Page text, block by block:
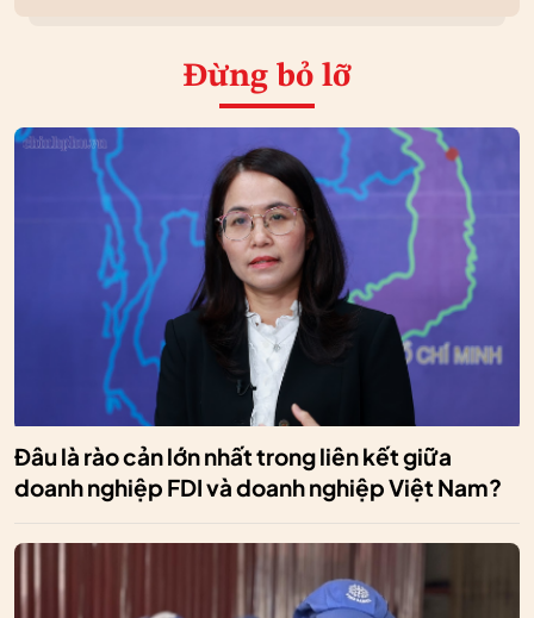
Đừng bỏ lỡ
Đâu là rào cản lớn nhất trong liên kết giữa
doanh nghiệp FDI và doanh nghiệp Việt Nam?